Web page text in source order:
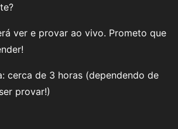
ver e provar ao vivo. Prometo que
cerca de 3 horas (dependendo de
provar!)